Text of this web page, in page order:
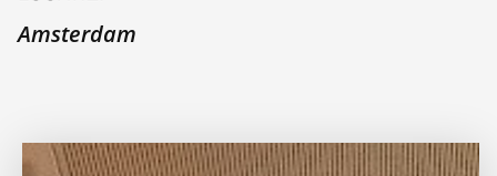
Amsterdam